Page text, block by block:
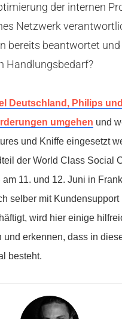
der internen
Netzwerk
bereits beantwortet
Handlungsbedarf?
Deutschland, Philips
umgehen und
und Kniffe eingesetzt
der World Class Social
11. und 12. Juni in
selber mit Kundensupport
wird hier einige
und erkennen, dass in
besteht.